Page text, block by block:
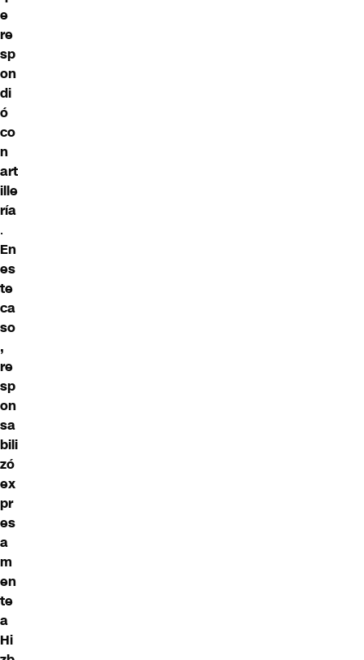
e
re
sp
on
di
ó
co
n
art
ille
ría
.
En
es
te
ca
so
,
re
sp
on
sa
bili
zó
ex
pr
es
a
m
en
te
a
Hi